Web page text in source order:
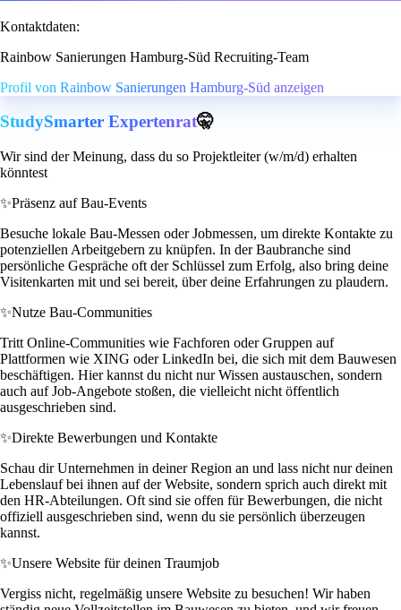
Kontaktdaten:
Rainbow Sanierungen Hamburg-Süd Recruiting-Team
Profil von Rainbow Sanierungen Hamburg-Süd anzeigen
StudySmarter Expertenrat🤫
Wir sind der Meinung, dass du so Projektleiter (w/m/d) erhalten
könntest
✨Präsenz auf Bau-Events
Besuche lokale Bau-Messen oder Jobmessen, um direkte Kontakte zu
potenziellen Arbeitgebern zu knüpfen. In der Baubranche sind
persönliche Gespräche oft der Schlüssel zum Erfolg, also bring deine
Visitenkarten mit und sei bereit, über deine Erfahrungen zu plaudern.
✨Nutze Bau-Communities
Tritt Online-Communities wie Fachforen oder Gruppen auf
Plattformen wie XING oder LinkedIn bei, die sich mit dem Bauwesen
beschäftigen. Hier kannst du nicht nur Wissen austauschen, sondern
auch auf Job-Angebote stoßen, die vielleicht nicht öffentlich
ausgeschrieben sind.
✨Direkte Bewerbungen und Kontakte
Schau dir Unternehmen in deiner Region an und lass nicht nur deinen
Lebenslauf bei ihnen auf der Website, sondern sprich auch direkt mit
den HR-Abteilungen. Oft sind sie offen für Bewerbungen, die nicht
offiziell ausgeschrieben sind, wenn du sie persönlich überzeugen
kannst.
✨Unsere Website für deinen Traumjob
Vergiss nicht, regelmäßig unsere Website zu besuchen! Wir haben